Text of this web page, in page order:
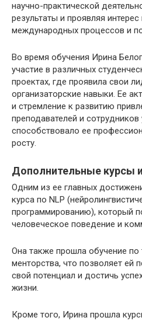
научно-практической
результаты и проявляя
международных процессов и
Во время обучения Ирина
участие в различных
проектах, где проявила свои
организаторские навыки. Ее
и стремление к развитию
преподавателей и сотрудников
способствовало ее
росту.
Дополнительные курсы
Одним из ее главных
курса по NLP
программированию), который
человеческое поведение и
Она также прошла обучение по
менторства, что позволяет ей
свой потенциал и достичь
жизни.
Кроме того, Ирина прошла